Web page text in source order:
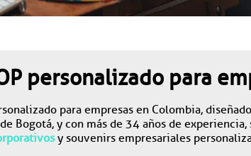
personalizado para
para empresas en Colombia,
Bogotá, y con más de 34 años de
y souvenirs empresariales